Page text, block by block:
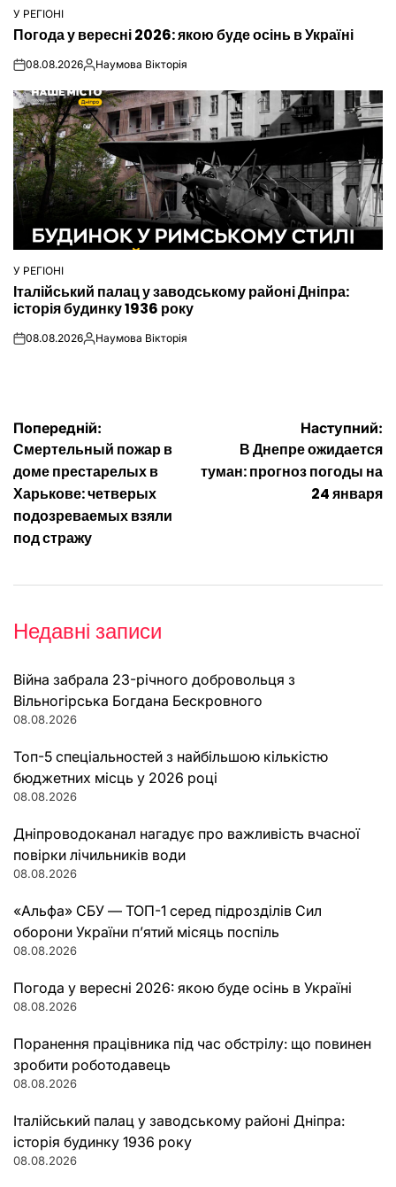
ОПУБЛІКУВАТИ
У РЕГІОНІ
Погода у вересні 2026: якою буде осінь в Україні
on08.08.2026Опубліковано
Наумова Вікторія
ОПУБЛІКУВАТИ
У
У РЕГІОНІ
Італійський палац у заводському районі Дніпра:
історія будинку 1936 року
on08.08.2026Опубліковано
Наумова Вікторія
Навігація
записів
Попередній:
Смертельный пожар в
доме престарелых в
Харькове: четверых
подозреваемых взяли
под стражу
Наступний:
В Днепре ожидается
туман: прогноз погоды на
24 января
Недавні записи
Війна забрала 23-річного добровольця з
Вільногірська Богдана Бескровного
08.08.2026
Топ-5 спеціальностей з найбільшою кількістю
бюджетних місць у 2026 році
08.08.2026
Дніпроводоканал нагадує про важливість вчасної
повірки лічильників води
08.08.2026
«Альфа» СБУ — ТОП-1 серед підрозділів Сил
оборони України п’ятий місяць поспіль
08.08.2026
Погода у вересні 2026: якою буде осінь в Україні
08.08.2026
Поранення працівника під час обстрілу: що повинен
зробити роботодавець
08.08.2026
Італійський палац у заводському районі Дніпра:
історія будинку 1936 року
08.08.2026